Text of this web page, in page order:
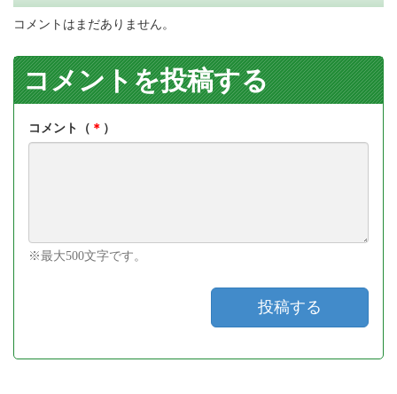
コメントはまだありません。
コメントを投稿する
コメント（ ＊ ）
※最大500文字です。